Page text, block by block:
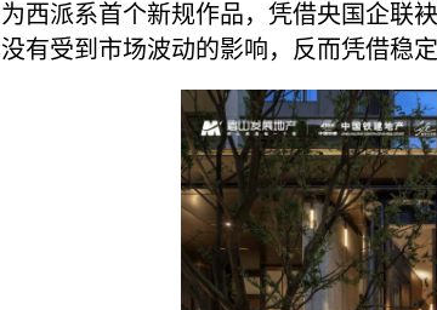
为西派系首个新规作品，凭借央国企联
没有受到市场波动的影响，反而凭借稳